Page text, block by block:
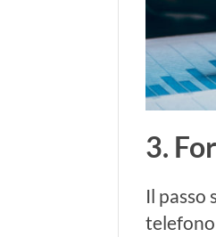
3.
Il passo